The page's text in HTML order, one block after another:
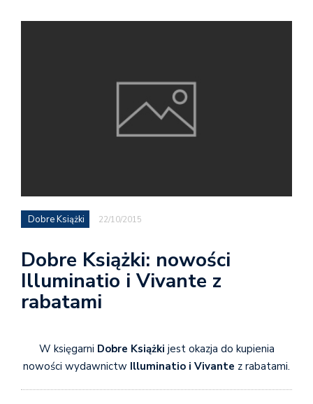
Dobre Książki 22/10/2015
Dobre Książki: nowości
Illuminatio i Vivante z
rabatami
W księgarni Dobre Książki jest okazja do kupienia
nowości wydawnictw Illuminatio i Vivante z rabatami.